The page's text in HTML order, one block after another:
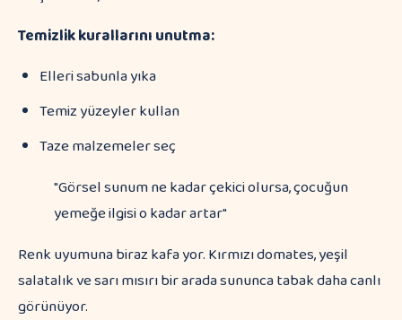
Temizlik kurallarını unutma:
Elleri sabunla yıka
Temiz yüzeyler kullan
Taze malzemeler seç
"Görsel sunum ne kadar çekici olursa, çocuğun
yemeğe ilgisi o kadar artar"
Renk uyumuna biraz kafa yor. Kırmızı domates, yeşil
salatalık ve sarı mısırı bir arada sununca tabak daha canlı
görünüyor.